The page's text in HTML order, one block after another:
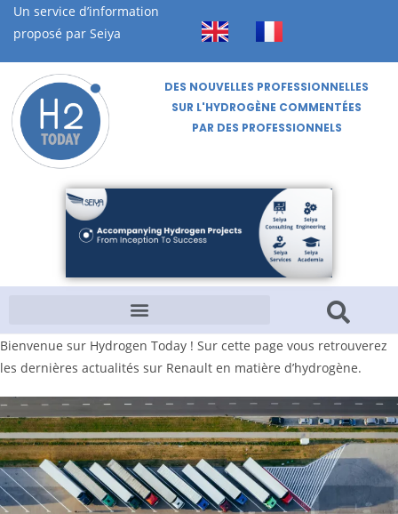
Un service d’information
proposé par Seiya
DES NOUVELLES PROFESSIONNELLES
SUR L'HYDROGÈNE COMMENTÉES
PAR DES PROFESSIONNELS
Bienvenue sur Hydrogen Today ! Sur cette page vous retrouverez
les dernières actualités sur Renault en matière d’hydrogène.